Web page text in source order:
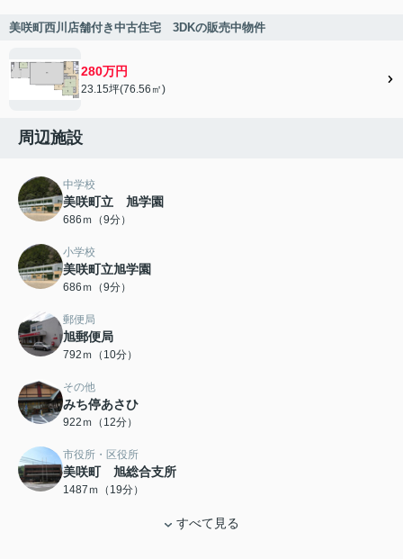
美咲町西川店舗付き中古住宅 3DKの販売中物件
280万円
23.15坪(76.56㎡)
周辺施設
中学校
美咲町立 旭学園
686ｍ（9分）
小学校
美咲町立旭学園
686ｍ（9分）
郵便局
旭郵便局
792ｍ（10分）
その他
みち停あさひ
922ｍ（12分）
市役所・区役所
美咲町 旭総合支所
1487ｍ（19分）
すべて見る